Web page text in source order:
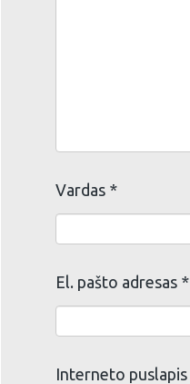
Vardas *
El. pašto adresas *
Interneto puslapis